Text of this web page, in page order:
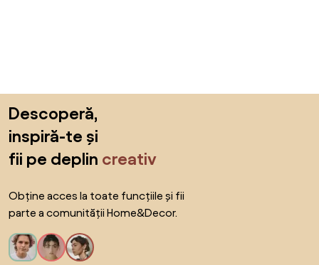
Descoperă,
inspiră-te și
fii pe deplin creativ
Obține acces la toate funcțiile și fii
parte a comunității Home&Decor.